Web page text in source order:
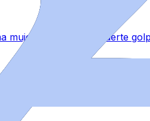
mujer tras darse un fuerte